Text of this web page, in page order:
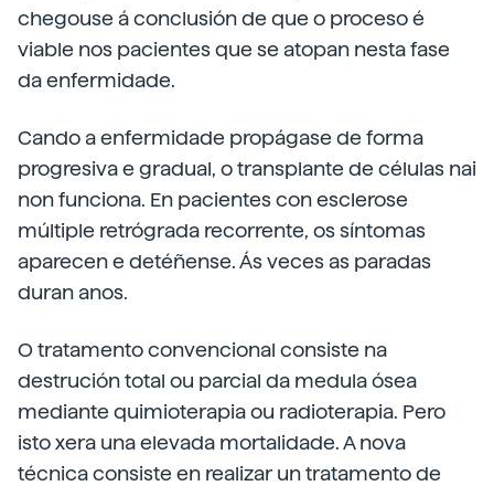
chegouse á conclusión de que o proceso é
viable nos pacientes que se atopan nesta fase
da enfermidade.
Cando a enfermidade propágase de forma
progresiva e gradual, o transplante de células nai
non funciona. En pacientes con esclerose
múltiple retrógrada recorrente, os síntomas
aparecen e detéñense. Ás veces as paradas
duran anos.
O tratamento convencional consiste na
destrución total ou parcial da medula ósea
mediante quimioterapia ou radioterapia. Pero
isto xera una elevada mortalidade. A nova
técnica consiste en realizar un tratamento de